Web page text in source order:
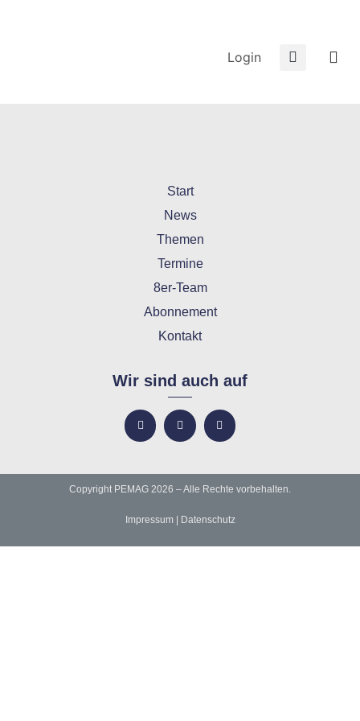
Login
Start
News
Themen
Termine
8er-Team
Abonnement
Kontakt
Wir sind auch auf
Copyright PEMAG 2026 – Alle Rechte vorbehalten.
Impressum| Datenschutz